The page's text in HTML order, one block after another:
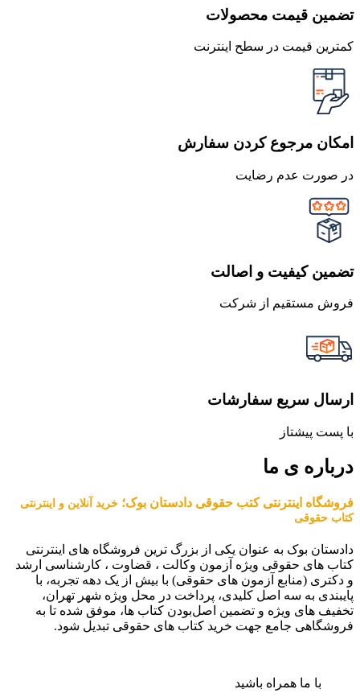
تضمین قیمت محصولات
کمترین قیمت در سطح اینترنت
امکان مرجوع کردن سفارش
در صورت عدم رضایت
تضمین کیفیت و اصالت
فروش مستقیم از شرکت
ارسال سریع سفارشات
با پست پیشتاز
درباره ی ما
فروشگاه اینترنتی کتب حقوقی دادستان بوک؛ خرید آنلاین و اینترنتی
کتاب حقوقی
دادستان بوک به عنوان یکی از بزرگ ترین فروشگاه های اینترنتی
کتاب های حقوقی ویژه آزمون وکالت ، قضاوت ، کارشناسی ارشد
و دکتری (منابع آزمون های حقوقی) با بیش از یک دهه تجربه، با
پایبندی به سه اصل کلیدی، پرداخت در محل ویژه شهر تهران،
تخفیف های ویژه و تضمین اصل‌بودن کتاب ها، موفق شده تا به
فروشگاهی جامع جهت خرید کتاب های حقوقی تبدیل شود.
با ما همراه باشید